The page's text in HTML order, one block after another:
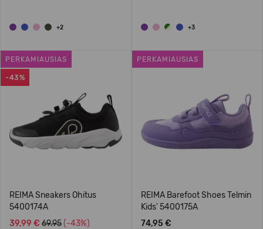
+2 +3
-43%
PERKAMIAUSIAS
REIMA Sneakers Ohitus
5400174A
39,99 € 69.95 (-43%)
PERKAMIAUSIAS
REIMA Barefoot Shoes Telmin
Kids' 5400175A
74,95 €